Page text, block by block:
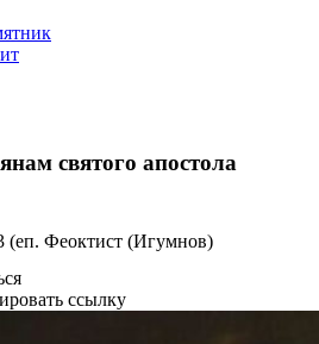
святого апостола
(еп. Феоктист (Игумнов)